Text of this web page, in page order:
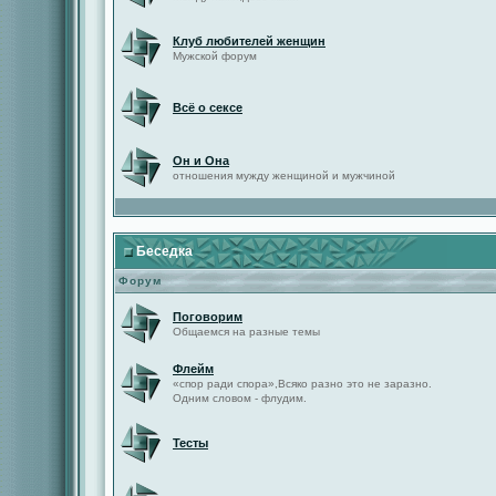
Клуб любителей женщин
Мужской форум
Всё о сексе
Он и Она
отношения мужду женщиной и мужчиной
Беседка
Форум
Поговорим
Общаемся на разные темы
Флейм
«спор ради спора»,Всяко разно это не заразно.
Одним словом - флудим.
Тесты